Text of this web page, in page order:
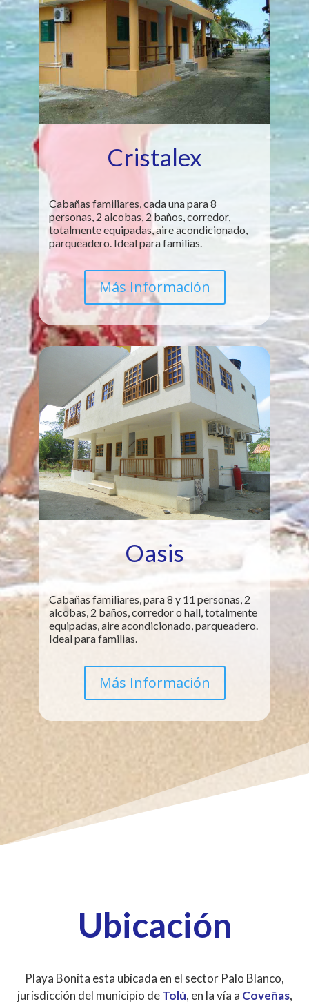
Cristalex
Cabañas familiares, cada una para 8
personas, 2 alcobas, 2 baños, corredor,
totalmente equipadas, aire acondicionado,
parqueadero. Ideal para familias.
Más Información
Oasis
Cabañas familiares, para 8 y 11 personas, 2
alcobas, 2 baños, corredor o hall, totalmente
equipadas, aire acondicionado, parqueadero.
Ideal para familias.
Más Información
Ubicación
Playa Bonita esta ubicada en el sector Palo Blanco,
jurisdicción del municipio deTolú, en la vía a Coveñas,